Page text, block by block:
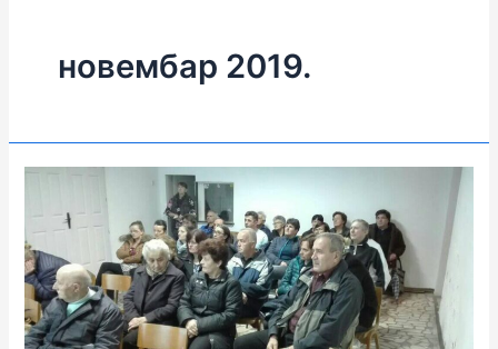
новембар 2019.